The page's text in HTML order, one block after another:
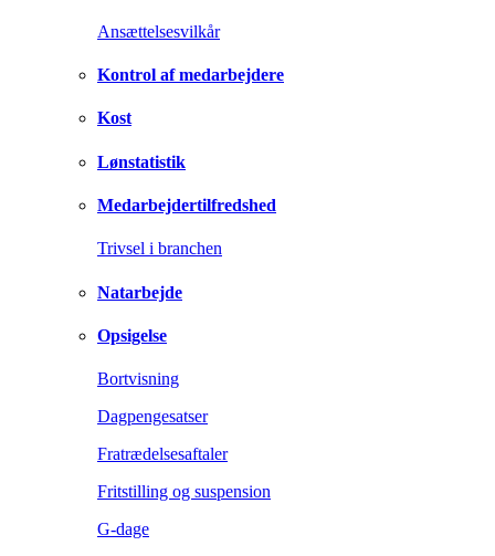
Ansættelsesvilkår
Kontrol af medarbejdere
Kost
Lønstatistik
Medarbejdertilfredshed
Trivsel i branchen
Natarbejde
Opsigelse
Bortvisning
Dagpengesatser
Fratrædelsesaftaler
Fritstilling og suspension
G-dage